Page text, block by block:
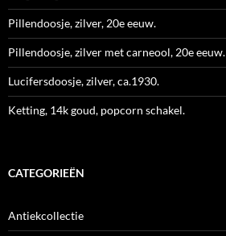
Pillendoosje, zilver, 20e eeuw.
Pillendoosje, zilver met carneool, 20e eeuw.
Lucifersdoosje, zilver, ca.1930.
Ketting, 14k goud, popcorn schakel.
CATEGORIEËN
Antiekcollectie